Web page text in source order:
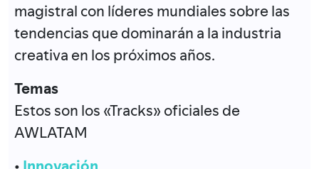
magistral con líderes mundiales sobre las
tendencias que dominarán a la industria
creativa en los próximos años.
Temas
Estos son los «Tracks» oficiales de
AWLATAM